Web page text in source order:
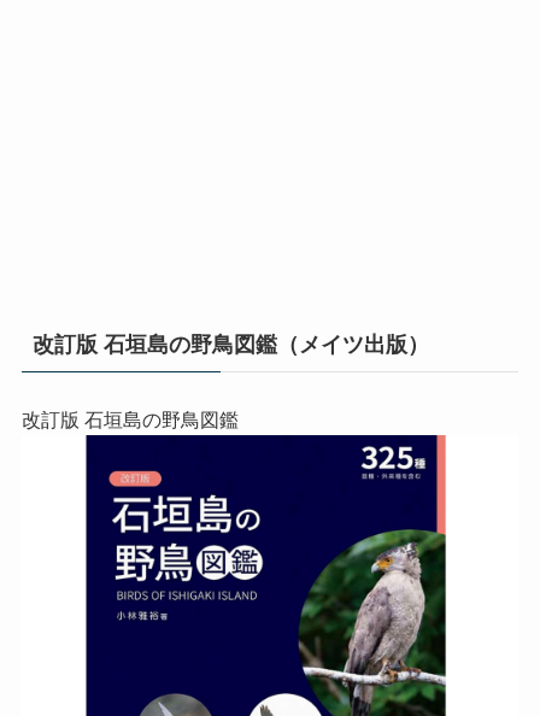
改訂版 石垣島の野鳥図鑑（メイツ出版）
改訂版 石垣島の野鳥図鑑